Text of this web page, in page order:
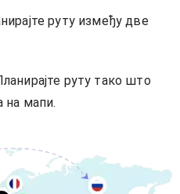
руту између две
руту тако што
на мапи.